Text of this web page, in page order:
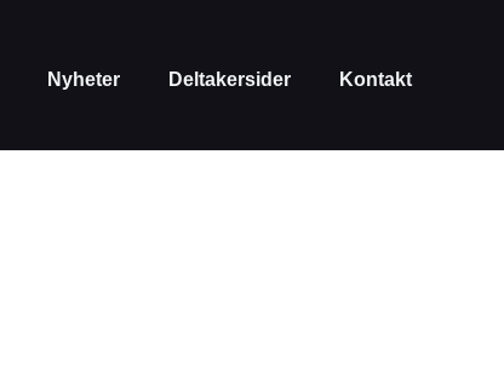
Nyheter Deltakersider Kontakt